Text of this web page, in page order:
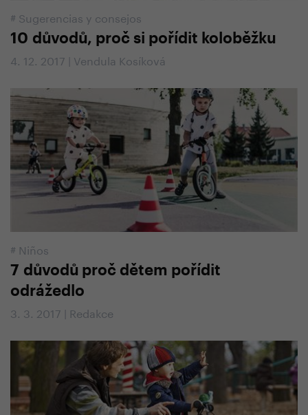
# Sugerencias y consejos
10 důvodů, proč si pořídit koloběžku
4. 12. 2017 | Vendula Kosíková
# Niños
7 důvodů proč dětem pořídit
odrážedlo
3. 3. 2017 | Redakce